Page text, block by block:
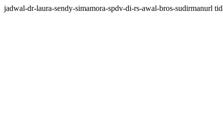
jadwal-dr-laura-sendy-simamora-spdv-di-rs-awal-bros-sudirmanurl